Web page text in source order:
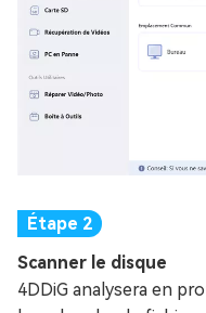
Scanner le disque
4DDiG analysera en